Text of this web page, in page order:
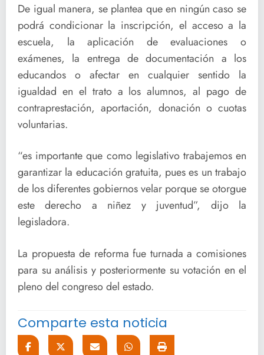
De igual manera, se plantea que en ningún caso se
podrá condicionar la inscripción, el acceso a la
escuela, la aplicación de evaluaciones o
exámenes, la entrega de documentación a los
educandos o afectar en cualquier sentido la
igualdad en el trato a los alumnos, al pago de
contraprestación, aportación, donación o cuotas
voluntarias.
“es importante que como legislativo trabajemos en
garantizar la educación gratuita, pues es un trabajo
de los diferentes gobiernos velar porque se otorgue
este derecho a niñez y juventud”, dijo la
legisladora.
La propuesta de reforma fue turnada a comisiones
para su análisis y posteriormente su votación en el
pleno del congreso del estado.
Comparte esta noticia